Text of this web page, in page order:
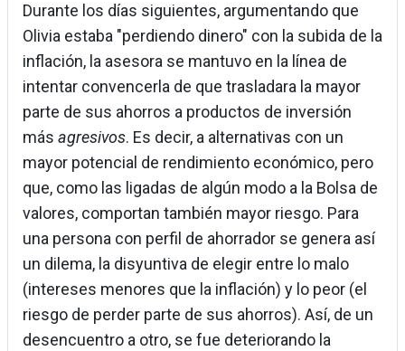
Durante los días siguientes, argumentando que
Olivia estaba "perdiendo dinero" con la subida de la
inflación, la asesora se mantuvo en la línea de
intentar convencerla de que trasladara la mayor
parte de sus ahorros a productos de inversión
más agresivos. Es decir, a alternativas con un
mayor potencial de rendimiento económico, pero
que, como las ligadas de algún modo a la Bolsa de
valores, comportan también mayor riesgo. Para
una persona con perfil de ahorrador se genera así
un dilema, la disyuntiva de elegir entre lo malo
(intereses menores que la inflación) y lo peor (el
riesgo de perder parte de sus ahorros). Así, de un
desencuentro a otro, se fue deteriorando la